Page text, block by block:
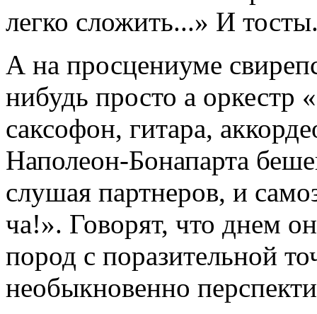
легко сложить...» И
А на просцениуме
нибудь просто а оркестр
саксофон, гитара,
Наполеон-Бонапарта
слушая партнеров, и
ча!». Говорят, что днем
пород с поразительной
необыкновенно